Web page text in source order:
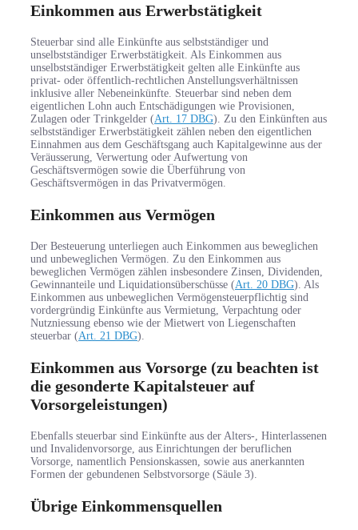
Einkommen aus Erwerbstätigkeit
Steuerbar sind alle Einkünfte aus selbstständiger und
unselbstständiger Erwerbstätigkeit. Als Einkommen aus
unselbstständiger Erwerbstätigkeit gelten alle Einkünfte aus
privat- oder öffentlich-rechtlichen Anstellungsverhältnissen
inklusive aller Nebeneinkünfte. Steuerbar sind neben dem
eigentlichen Lohn auch Entschädigungen wie Provisionen,
Zulagen oder Trinkgelder (Art. 17 DBG). Zu den Einkünften aus
selbstständiger Erwerbstätigkeit zählen neben den eigentlichen
Einnahmen aus dem Geschäftsgang auch Kapitalgewinne aus der
Veräusserung, Verwertung oder Aufwertung von
Geschäftsvermögen sowie die Überführung von
Geschäftsvermögen in das Privatvermögen.
Einkommen aus Vermögen
Der Besteuerung unterliegen auch Einkommen aus beweglichen
und unbeweglichen Vermögen. Zu den Einkommen aus
beweglichen Vermögen zählen insbesondere Zinsen, Dividenden,
Gewinnanteile und Liquidationsüberschüsse (Art. 20 DBG). Als
Einkommen aus unbeweglichen Vermögensteuerpflichtig sind
vordergründig Einkünfte aus Vermietung, Verpachtung oder
Nutzniessung ebenso wie der Mietwert von Liegenschaften
steuerbar (Art. 21 DBG).
Einkommen aus Vorsorge (zu beachten ist
die gesonderte Kapitalsteuer auf
Vorsorgeleistungen)
Ebenfalls steuerbar sind Einkünfte aus der Alters-, Hinterlassenen
und Invalidenvorsorge, aus Einrichtungen der beruflichen
Vorsorge, namentlich Pensionskassen, sowie aus anerkannten
Formen der gebundenen Selbstvorsorge (Säule 3).
Übrige Einkommensquellen